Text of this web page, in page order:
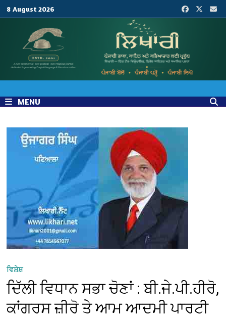
8 August 2026
MENU
ਵਿਸ਼ੇਸ਼
ਦਿੱਲੀ ਵਿਧਾਨ ਸਭਾ ਚੋਣਾਂ : ਬੀ.ਜੇ.ਪੀ.ਹੀਰੋ,
ਕਾਂਗਰਸ ਜ਼ੀਰੋ ਤੇ ਆਮ ਆਦਮੀ ਪਾਰਟੀ